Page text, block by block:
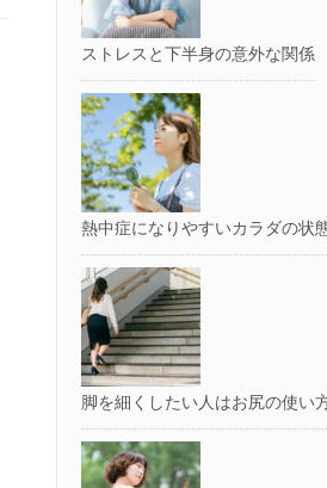
ストレスと下半身の意外な関係
熱中症になりやすいカラダの状
脚を細くしたい人はお尻の使い